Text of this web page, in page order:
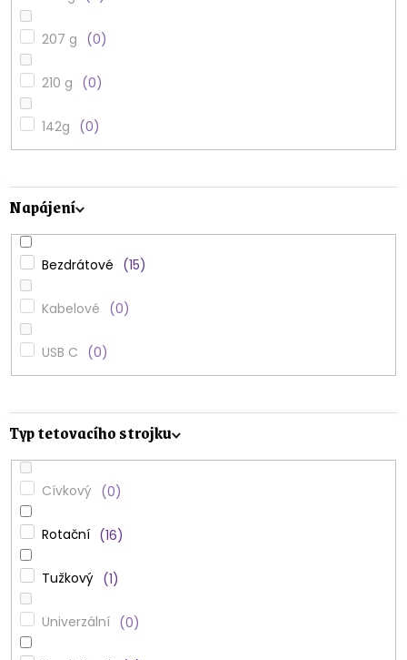
207 g 0
210 g 0
142g 0
Napájení
Bezdrátové 15
Kabelové 0
USB C 0
Typ tetovacího strojku
Cívkový 0
Rotační 16
Tužkový 1
Univerzální 0